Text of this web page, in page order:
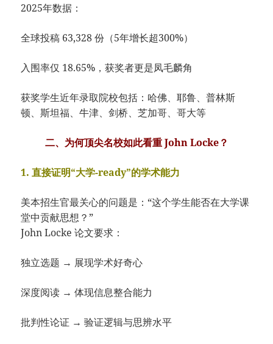
2025年数据：
全球投稿 63,328 份（5年增长超300%）
入围率仅 18.65%，获奖者更是凤毛麟角
获奖学生近年录取院校包括：哈佛、耶鲁、普林斯
顿、斯坦福、牛津、剑桥、芝加哥、哥大等
二、为何顶尖名校如此看重 John Locke？
1. 直接证明“大学-ready”的学术能力
美本招生官最关心的问题是：“这个学生能否在大学课
堂中贡献思想？”
John Locke 论文要求：
独立选题 → 展现学术好奇心
深度阅读 → 体现信息整合能力
批判性论证 → 验证逻辑与思辨水平